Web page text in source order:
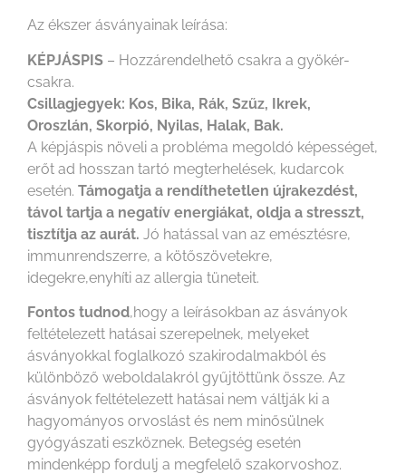
Az ékszer ásványainak leírása:
KÉPJÁSPIS – Hozzárendelhető csakra a gyökér-
csakra.
Csillagjegyek: Kos, Bika, Rák, Szűz, Ikrek,
Oroszlán, Skorpió, Nyilas, Halak, Bak.
A képjáspis növeli a probléma megoldó képességet,
erőt ad hosszan tartó megterhelések, kudarcok
esetén. Támogatja a rendíthetetlen újrakezdést,
távol tartja a negatív energiákat, oldja a stresszt,
tisztítja az aurát. Jó hatással van az emésztésre,
immunrendszerre, a kötőszövetekre,
idegekre,enyhíti az allergia tüneteit.
Fontos tudnod,hogy a leírásokban az ásványok
feltételezett hatásai szerepelnek, melyeket
ásványokkal foglalkozó szakirodalmakból és
különböző weboldalakról gyűjtöttünk össze. Az
ásványok feltételezett hatásai nem váltják ki a
hagyományos orvoslást és nem minősülnek
gyógyászati eszköznek. Betegség esetén
mindenképp fordulj a megfelelő szakorvoshoz.